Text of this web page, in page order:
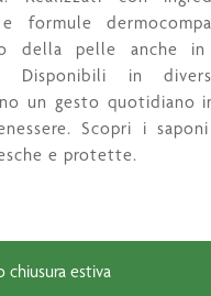
formule
della pelle anche
Disponibili in
un gesto quotidiano
Scopri i
e protette.
chiusura estiva